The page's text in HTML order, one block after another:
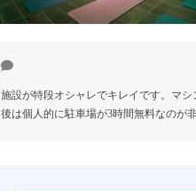
施設が特段オシャレでキレイです。マ
後は個人的に駐車場が3時間無料なのが